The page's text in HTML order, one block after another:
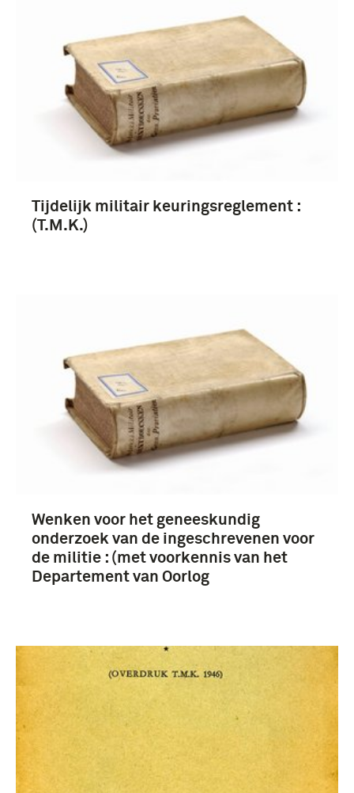
Tijdelijk militair keuringsreglement :
(T.M.K.)
Wenken voor het geneeskundig
onderzoek van de ingeschrevenen voor
de militie : (met voorkennis van het
Departement van Oorlog